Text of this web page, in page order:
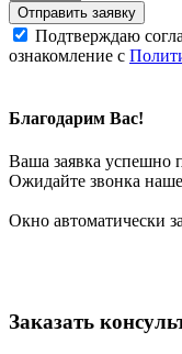
Отправить заявку
Подтверждаю
ознакомление с
Благодарим Вас!
Ваша заявка успешно
Ожидайте звонка
Окно автоматически
Заказать